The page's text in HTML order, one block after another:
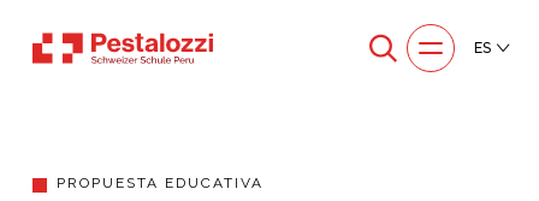
ES
PROPUESTA EDUCATIVA